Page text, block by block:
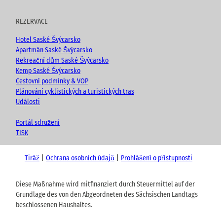
REZERVACE
Hotel Saské Švýcarsko
Apartmán Saské Švýcarsko
Rekreační dům Saské Švýcarsko
Kemp Saské Švýcarsko
Cestovní podmínky & VOP
Plánování cyklistických a turistických tras
Události
Portál sdružení
TISK
Tiráž Ochrana osobních údajů Prohlášení o přístupnosti
Diese Maßnahme wird mitfinanziert durch Steuermittel auf der
Grundlage des von den Abgeordneten des Sächsischen Landtags
beschlossenen Haushaltes.